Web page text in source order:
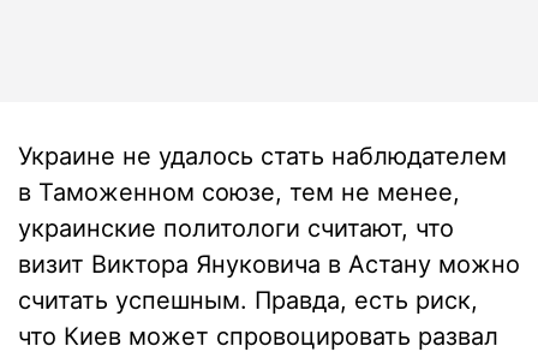
Украине не удалось стать наблюдателем
в Таможенном союзе, тем не менее,
украинские политологи считают, что
визит Виктора Януковича в Астану можно
считать успешным. Правда, есть риск,
что Киев может спровоцировать развал